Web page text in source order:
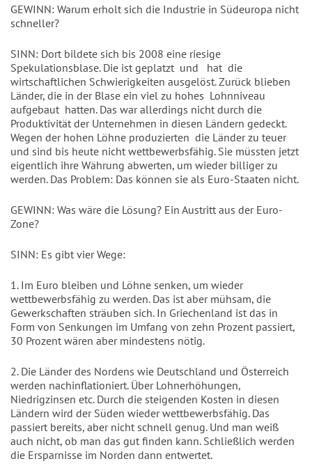
GEWINN: Warum erholt sich die Industrie in Südeuropa nicht
schneller?
SINN: Dort bildete sich bis 2008 eine riesige
Spekulationsblase. Die ist geplatzt und hat die
wirtschaftlichen Schwierigkeiten ausgelöst. Zurück blieben
Länder, die in der Blase ein viel zu hohes Lohnniveau
aufgebaut hatten. Das war allerdings nicht durch die
Produktivität der Unternehmen in diesen Ländern gedeckt.
Wegen der hohen Löhne produzierten die Länder zu teuer
und sind bis heute nicht wettbewerbsfähig. Sie müssten jetzt
eigentlich ihre Währung abwerten, um wieder billiger zu
werden. Das Problem: Das können sie als Euro-Staaten nicht.
GEWINN: Was wäre die Lösung? Ein Austritt aus der Euro-
Zone?
SINN: Es gibt vier Wege:
1. Im Euro bleiben und Löhne senken, um wieder
wettbewerbsfähig zu werden. Das ist aber mühsam, die
Gewerkschaften sträuben sich. In Griechenland ist das in
Form von Senkungen im Umfang von zehn Prozent passiert,
30 Prozent wären aber mindestens nötig.
2. Die Länder des Nordens wie Deutschland und Österreich
werden nachinflationiert. Über Lohnerhöhungen,
Niedrigzinsen etc. Durch die steigenden Kosten in diesen
Ländern wird der Süden wieder wettbewerbsfähig. Das
passiert bereits, aber nicht schnell genug. Und man weiß
auch nicht, ob man das gut finden kann. Schließlich werden
die Ersparnisse im Norden dann entwertet.